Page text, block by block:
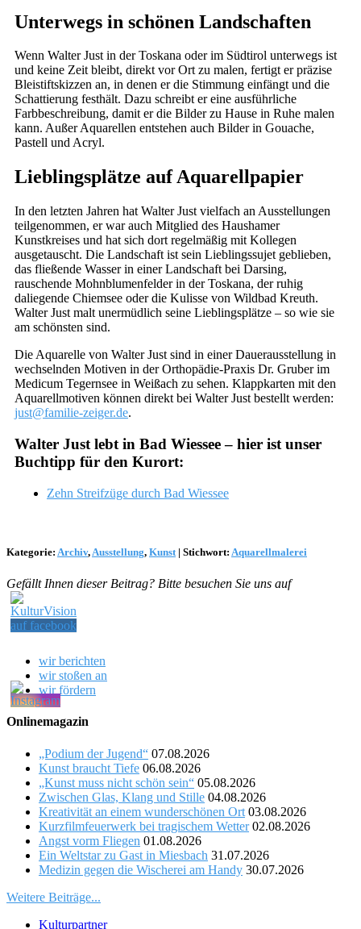
Unterwegs in schönen Landschaften
Wenn Walter Just in der Toskana oder im Südtirol unterwegs ist
und keine Zeit bleibt, direkt vor Ort zu malen, fertigt er präzise
Bleistiftskizzen an, in denen er die Stimmung einfängt und die
Schattierung festhält. Dazu schreibt er eine ausführliche
Farbbeschreibung, damit er die Bilder zu Hause in Ruhe malen
kann. Außer Aquarellen entstehen auch Bilder in Gouache,
Pastell und Acryl.
Lieblingsplätze auf Aquarellpapier
In den letzten Jahren hat Walter Just vielfach an Ausstellungen
teilgenommen, er war auch Mitglied des Haushamer
Kunstkreises und hat sich dort regelmäßig mit Kollegen
ausgetauscht. Die Landschaft ist sein Lieblingssujet geblieben,
das fließende Wasser in einer Landschaft bei Darsing,
rauschende Mohnblumenfelder in der Toskana, der ruhig
daliegende Chiemsee oder die Kulisse von Wildbad Kreuth.
Walter Just malt unermüdlich seine Lieblingsplätze – so wie sie
am schönsten sind.
Die Aquarelle von Walter Just sind in einer Dauerausstellung in
wechselnden Motiven in der Orthopädie-Praxis Dr. Gruber im
Medicum Tegernsee in Weißach zu sehen. Klappkarten mit den
Aquarellmotiven können direkt bei Walter Just bestellt werden:
just@familie-zeiger.de.
Walter Just lebt in Bad Wiessee – hier ist unser
Buchtipp für den Kurort:
Zehn Streifzüge durch Bad Wiessee
Kategorie: Archiv, Ausstellung, Kunst | Stichwort: Aquarellmalerei
Gefällt Ihnen dieser Beitrag? Bitte besuchen Sie uns auf
wir berichten
wir stoßen an
wir fördern
Onlinemagazin
„Podium der Jugend“ 07.08.2026
Kunst braucht Tiefe 06.08.2026
„Kunst muss nicht schön sein“ 05.08.2026
Zwischen Glas, Klang und Stille 04.08.2026
Kreativität an einem wunderschönen Ort 03.08.2026
Kurzfilmfeuerwerk bei tragischem Wetter 02.08.2026
Angst vorm Fliegen 01.08.2026
Ein Weltstar zu Gast in Miesbach 31.07.2026
Medizin gegen die Wischerei am Handy 30.07.2026
Weitere Beiträge...
Kulturpartner